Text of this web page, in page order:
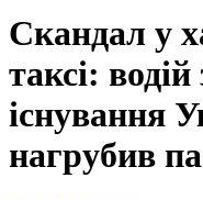
Скандал у
таксі:
існування
нагрубив